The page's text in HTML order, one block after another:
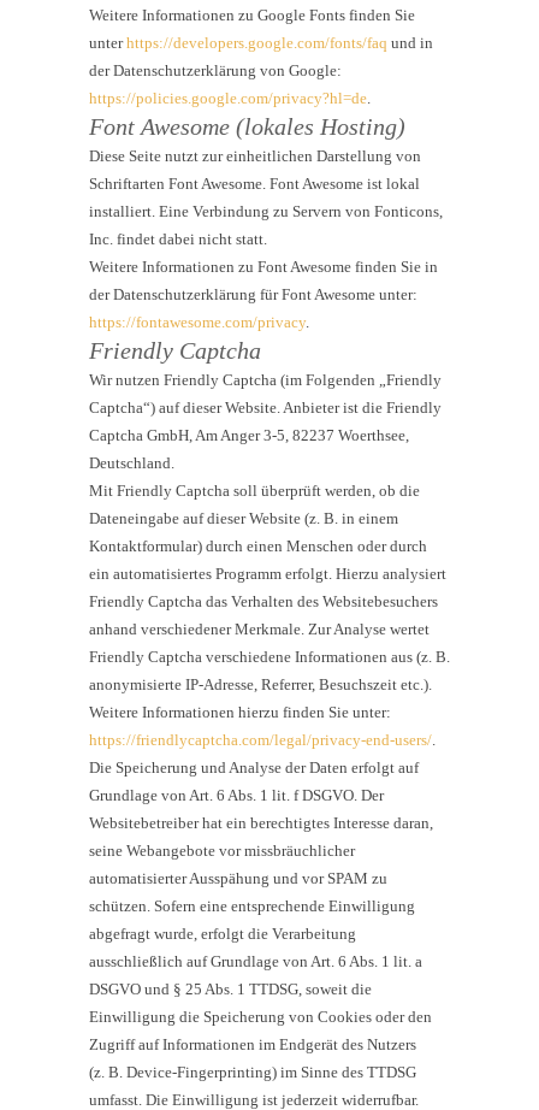
Weitere Informationen zu Google Fonts finden Sie
unterhttps://developers.google.com/fonts/faq und in
der Datenschutzerklärung von Google:
https://policies.google.com/privacy?hl=de.
Font Awesome (lokales Hosting)
Diese Seite nutzt zur einheitlichen Darstellung von
Schriftarten Font Awesome. Font Awesome ist lokal
installiert. Eine Verbindung zu Servern von Fonticons,
Inc. findet dabei nicht statt.
Weitere Informationen zu Font Awesome finden Sie in
der Datenschutzerklärung für Font Awesome unter:
https://fontawesome.com/privacy.
Friendly Captcha
Wir nutzen Friendly Captcha (im Folgenden „Friendly
Captcha“) auf dieser Website. Anbieter ist die Friendly
Captcha GmbH, Am Anger 3-5, 82237 Woerthsee,
Deutschland.
Mit Friendly Captcha soll überprüft werden, ob die
Dateneingabe auf dieser Website (z. B. in einem
Kontaktformular) durch einen Menschen oder durch
ein automatisiertes Programm erfolgt. Hierzu analysiert
Friendly Captcha das Verhalten des Websitebesuchers
anhand verschiedener Merkmale. Zur Analyse wertet
Friendly Captcha verschiedene Informationen aus (z. B.
anonymisierte IP-Adresse, Referrer, Besuchszeit etc.).
Weitere Informationen hierzu finden Sie unter:
https://friendlycaptcha.com/legal/privacy-end-users/.
Die Speicherung und Analyse der Daten erfolgt auf
Grundlage von Art. 6 Abs. 1 lit. f DSGVO. Der
Websitebetreiber hat ein berechtigtes Interesse daran,
seine Webangebote vor missbräuchlicher
automatisierter Ausspähung und vor SPAM zu
schützen. Sofern eine entsprechende Einwilligung
abgefragt wurde, erfolgt die Verarbeitung
ausschließlich auf Grundlage von Art. 6 Abs. 1 lit. a
DSGVO und § 25 Abs. 1 TTDSG, soweit die
Einwilligung die Speicherung von Cookies oder den
Zugriff auf Informationen im Endgerät des Nutzers
(z. B. Device-Fingerprinting) im Sinne des TTDSG
umfasst. Die Einwilligung ist jederzeit widerrufbar.